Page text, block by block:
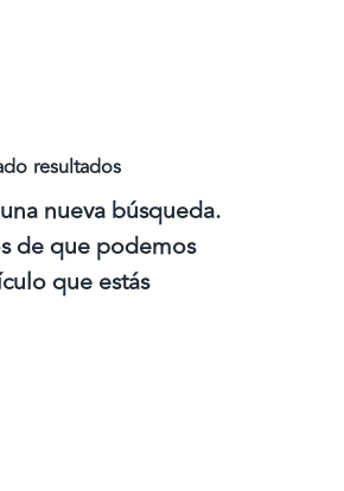
resultados
nueva búsqueda.
de que podemos
que estás